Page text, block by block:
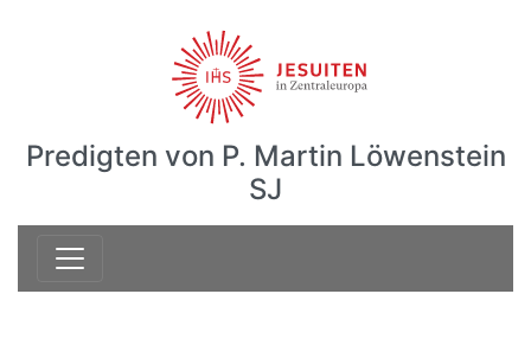
Predigten von P. Martin Löwenstein
SJ